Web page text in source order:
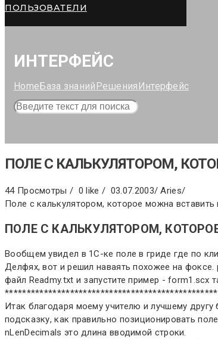
ПОЛЬЗОВАТЕЛИ
ИНТЕРФЕЙС
HomeБаза знаний Решения Интерфейс
ПОЛЕ С КАЛЬКУЛЯТОРОМ,
44 Просмотры / 0 like / 03.07.2003/ Aries/
Поле с калькулятором, которое можна вставить
ПОЛЕ С КАЛЬКУЛЯТОРОМ,
Вообщем увидел в 1С-ке поле в гриде где по
Делфях, вот и решил наваять похожее на фоксе.
файл Readmy.txt и запустите пример - form1.scx
Итак благодаря моему учителю и лучшему
подсказку, как правильно позиционировать
nLenDecimals это длина вводимой строки.